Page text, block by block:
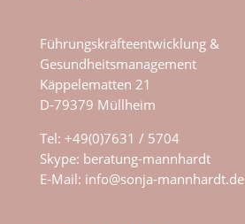
Führungskräfteentwicklung &
Gesundheitsmanagement
Käppelematten 21
D-79379 Müllheim
Tel: +49(0)7631 / 5704
Skype: beratung-mannhardt
E-Mail: info@sonja-mannhardt.de